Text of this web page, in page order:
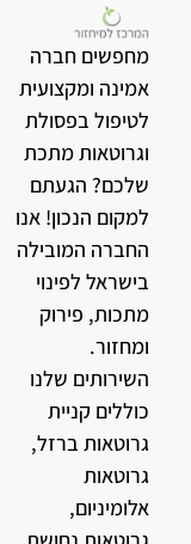
מחפשים חברה
אמינה ומקצועית
לטיפול בפסולת
וגרוטאות מתכת
שלכם? הגעתם
למקום הנכון! אנו
החברה המובילה
בישראל לפינוי
מתכות, פירוק
ומחזור.
השירותים שלנו
כוללים קניית
גרוטאות ברזל,
גרוטאות
אלומיניום,